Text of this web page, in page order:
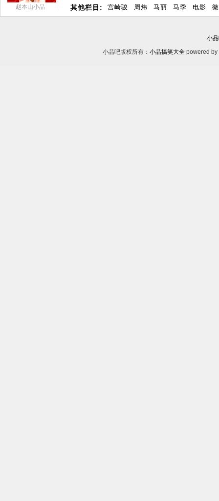
赵本山小品 其他栏目: 宫崎骏 周炜 马丽 马季 电影
小
小品吧版权所有： 小品搞笑大全 powered by